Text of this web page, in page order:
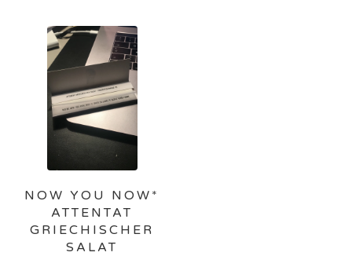
NOW YOU NOW*
ATTENTAT
GRIECHISCHER
SALAT